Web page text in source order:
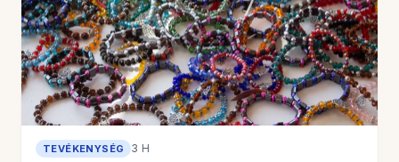
TEVÉKENYSÉG 3 H